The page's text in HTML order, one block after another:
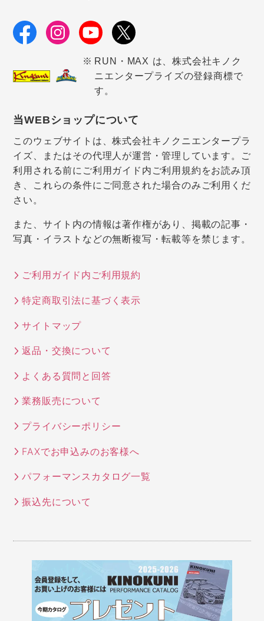
RUN・MAX は、株式会社キノク
ニエンタープライズの登録商標で
す。
当WEBショップについて
このウェブサイトは、株式会社キノクニエンタープラ
イズ、またはその代理人が運営・管理しています。ご
利用される前にご利用ガイド内ご利用規約をお読み頂
き、これらの条件にご同意された場合のみご利用くだ
さい。
また、サイト内の情報は著作権があり、掲載の記事・
写真・イラストなどの無断複写・転載等を禁じます。
ご利用ガイド内ご利用規約
特定商取引法に基づく表示
サイトマップ
返品・交換について
よくある質問と回答
業務販売について
プライバシーポリシー
FAXでお申込みのお客様へ
パフォーマンスカタログ一覧
振込先について